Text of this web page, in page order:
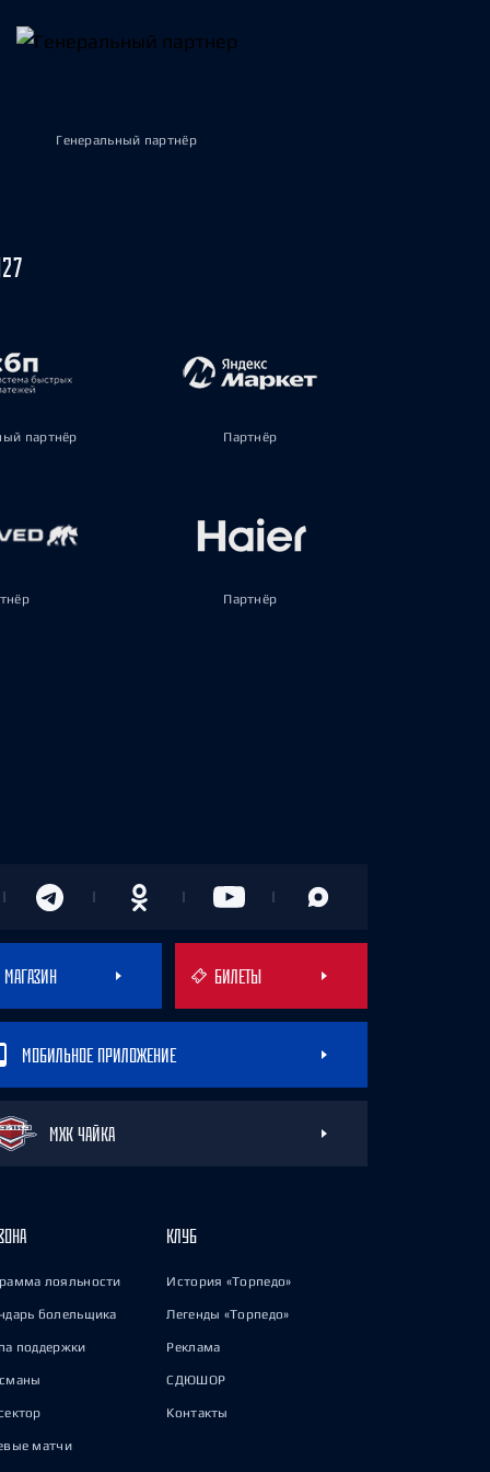
Генеральный партнёр
партнёр Партнёр
Партнёр
МАГАЗИН БИЛЕТЫ
МОБИЛЬНОЕ ПРИЛОЖЕНИЕ
МХК ЧАЙКА
лояльности
болельщика
поддержки
матчи
КЛУБ
История «Торпедо»
Легенды «Торпедо»
Реклама
СДЮШОР
Контакты